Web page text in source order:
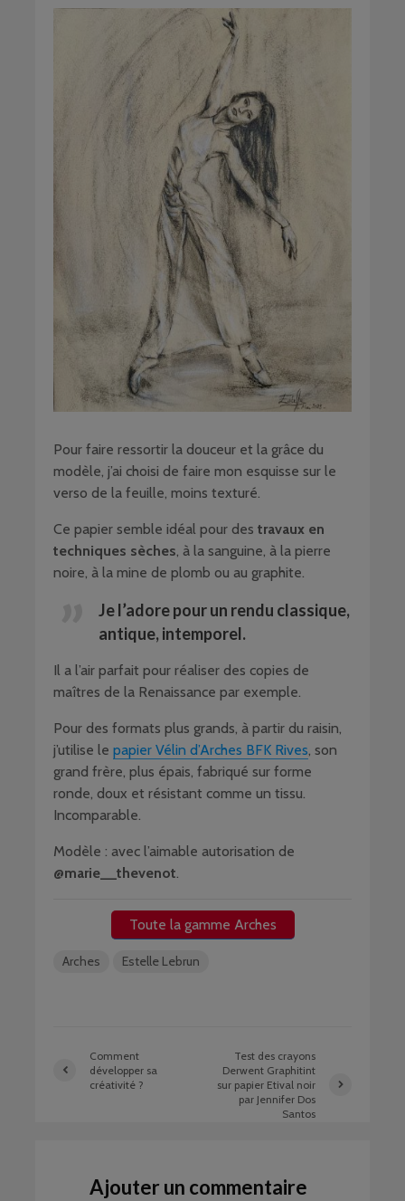
Pour faire ressortir la douceur et la grâce du
modèle, j’ai choisi de faire mon esquisse sur le
verso de la feuille, moins texturé.
Ce papier semble idéal pour des travaux en
techniques sèches , à la sanguine, à la pierre
noire, à la mine de plomb ou au graphite.
Je l’adore pour un rendu classique,
antique, intemporel.
Il a l’air parfait pour réaliser des copies de
maîtres de la Renaissance par exemple.
Pour des formats plus grands, à partir du raisin,
j’utilise le papier Vélin d’Arches BFK Rives , son
grand frère, plus épais, fabriqué sur forme
ronde, doux et résistant comme un tissu.
Incomparable.
Modèle : avec l’aimable autorisation de
@marie__thevenot
Toute la gamme Arches
Arches Estelle Lebrun
Comment
développer sa
créativité ?
Test des crayons
Derwent Graphitint
sur papier Etival noir
par Jennifer Dos
Santos
Ajouter un commentaire